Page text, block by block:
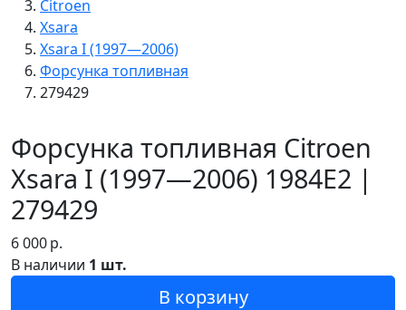
Citroen
Xsara
Xsara I (1997—2006)
Форсунка топливная
279429
Форсунка топливная Citroen
Xsara I (1997—2006) 1984E2 |
279429
6 000р.
В наличии 1 шт.
В корзину